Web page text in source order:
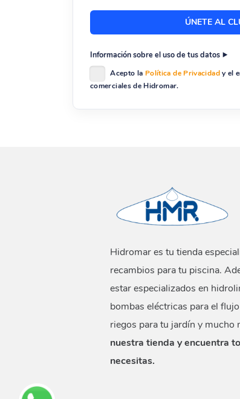
Información sobre el uso de tus datos
Acepto la Política de Privacidady el
comerciales de Hidromar.
Hidromar es tu tienda
recambios para tu piscina.
estar especializados en
bombas eléctricas para el
riegos para tu jardín y mucho
nuestra tienda y encuentra
necesitas.